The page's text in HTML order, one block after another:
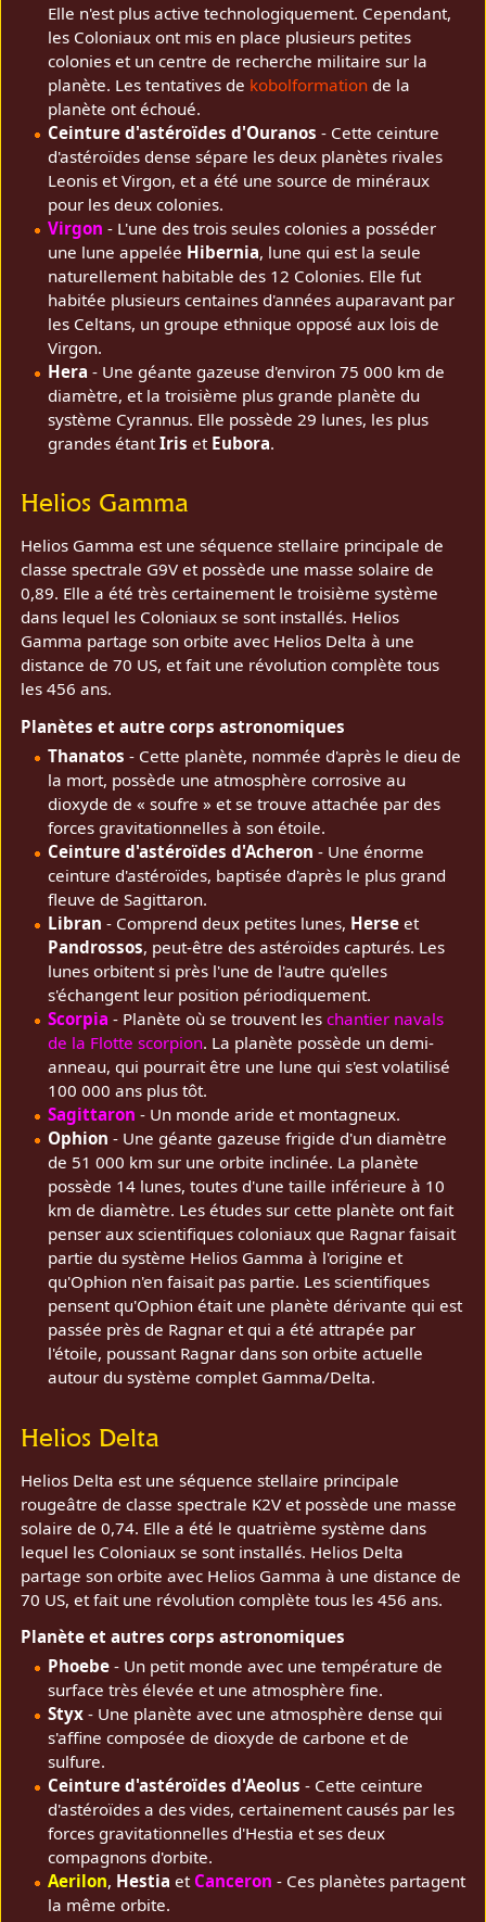
Elle n'est plus active technologiquement. Cependant,
les Coloniaux ont mis en place plusieurs petites
colonies et un centre de recherche militaire sur la
planète. Les tentatives de kobolformationde la
planète ont échoué.
Ceinture d'astéroïdes d'Ouranos - Cette ceinture
d'astéroïdes dense sépare les deux planètes rivales
Leonis et Virgon, et a été une source de minéraux
pour les deux colonies.
Virgon - L'une des trois seules colonies a posséder
une lune appelée Hibernia, lune qui est la seule
naturellement habitable des 12 Colonies. Elle fut
habitée plusieurs centaines d'années auparavant par
les Celtans, un groupe ethnique opposé aux lois de
Virgon.
Hera - Une géante gazeuse d'environ 75 000 km de
diamètre, et la troisième plus grande planète du
système Cyrannus. Elle possède 29 lunes, les plus
grandes étant Iris et Eubora.
Helios Gamma
Helios Gamma est une séquence stellaire principale de
classe spectrale G9V et possède une masse solaire de
0,89. Elle a été très certainement le troisième système
dans lequel les Coloniaux se sont installés. Helios
Gamma partage son orbite avec Helios Delta à une
distance de 70 US, et fait une révolution complète tous
les 456 ans.
Planètes et autre corps astronomiques
Thanatos - Cette planète, nommée d'après le dieu de
la mort, possède une atmosphère corrosive au
dioxyde de « soufre » et se trouve attachée par des
forces gravitationnelles à son étoile.
Ceinture d'astéroïdes d'Acheron - Une énorme
ceinture d'astéroïdes, baptisée d'après le plus grand
fleuve de Sagittaron.
Libran - Comprend deux petites lunes, Herseet
Pandrossos, peut-être des astéroïdes capturés. Les
lunes orbitent si près l'une de l'autre qu'elles
s'échangent leur position périodiquement.
Scorpia - Planète où se trouvent les chantier navals
de la Flotte scorpion. La planète possède un demi-
anneau, qui pourrait être une lune qui s'est volatilisé
100 000 ans plus tôt.
Sagittaron - Un monde aride et montagneux.
Ophion - Une géante gazeuse frigide d'un diamètre
de 51 000 km sur une orbite inclinée. La planète
possède 14 lunes, toutes d'une taille inférieure à 10
km de diamètre. Les études sur cette planète ont fait
penser aux scientifiques coloniaux que Ragnar faisait
partie du système Helios Gamma à l'origine et
qu'Ophion n'en faisait pas partie. Les scientifiques
pensent qu'Ophion était une planète dérivante qui est
passée près de Ragnar et qui a été attrapée par
l'étoile, poussant Ragnar dans son orbite actuelle
autour du système complet Gamma/Delta.
Helios Delta
Helios Delta est une séquence stellaire principale
rougeâtre de classe spectrale K2V et possède une masse
solaire de 0,74. Elle a été le quatrième système dans
lequel les Coloniaux se sont installés. Helios Delta
partage son orbite avec Helios Gamma à une distance de
70 US, et fait une révolution complète tous les 456 ans.
Planète et autres corps astronomiques
Phoebe- Un petit monde avec une température de
surface très élevée et une atmosphère fine.
Styx- Une planète avec une atmosphère dense qui
s'affine composée de dioxyde de carbone et de
sulfure.
Ceinture d'astéroïdes d'Aeolus - Cette ceinture
d'astéroïdes a des vides, certainement causés par les
forces gravitationnelles d'Hestia et ses deux
compagnons d'orbite.
Aerilon, Hestia et Canceron - Ces planètes partagent
la même orbite.